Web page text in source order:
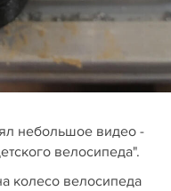
небольшое видео -
велосипеда".
колесо велосипеда